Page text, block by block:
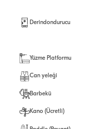
Derindondurucu
Yüzme Platformu
Can yeleği
Barbekü
Kano (Ücretli)